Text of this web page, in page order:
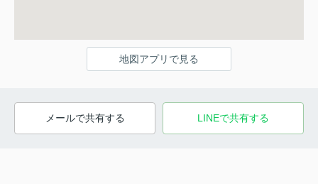
地図アプリで見る
メールで共有する LINEで共有する